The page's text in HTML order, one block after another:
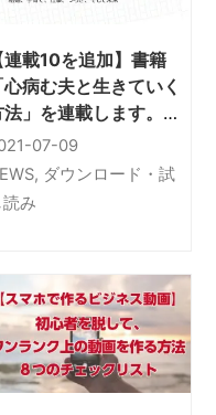
連載10を追加】書籍
心病む夫と生きていく
法」を連載します。あ
たはひとりじゃない。
のメッセージが届きま
う
07-09
, ダウンロード・試
読み